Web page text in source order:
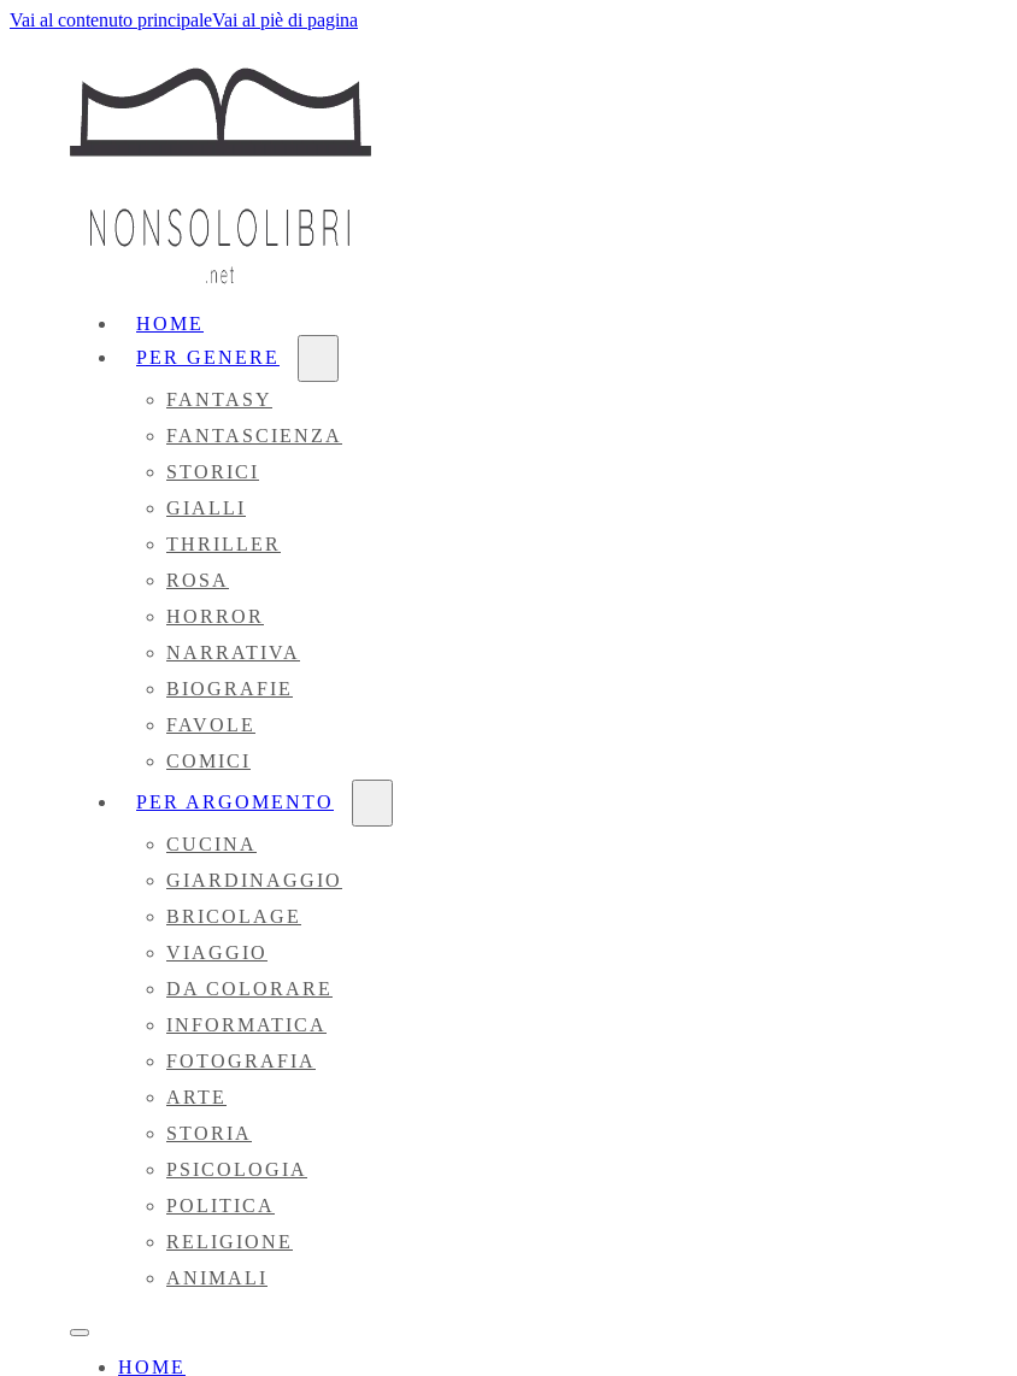
Vai al contenuto principaleVai al piè di pagina
HOME
PER GENERE
FANTASY
FANTASCIENZA
STORICI
GIALLI
THRILLER
ROSA
HORROR
NARRATIVA
BIOGRAFIE
FAVOLE
COMICI
PER ARGOMENTO
CUCINA
GIARDINAGGIO
BRICOLAGE
VIAGGIO
DA COLORARE
INFORMATICA
FOTOGRAFIA
ARTE
STORIA
PSICOLOGIA
POLITICA
RELIGIONE
ANIMALI
HOME